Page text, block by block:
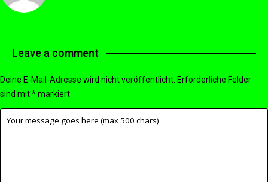
Leave a comment
Deine E-Mail-Adresse wird nicht veröffentlicht. Erforderliche Felder
sind mit*markiert